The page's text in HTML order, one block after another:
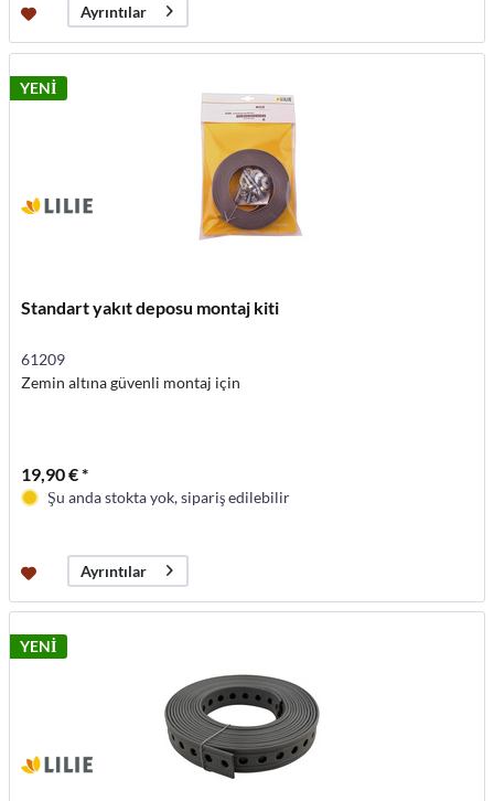
Ayrıntılar
YENİ
Standart yakıt deposu montaj kiti
61209
Zemin altına güvenli montaj için
19,90 € *
Şu anda stokta yok, sipariş edilebilir
Ayrıntılar
YENİ